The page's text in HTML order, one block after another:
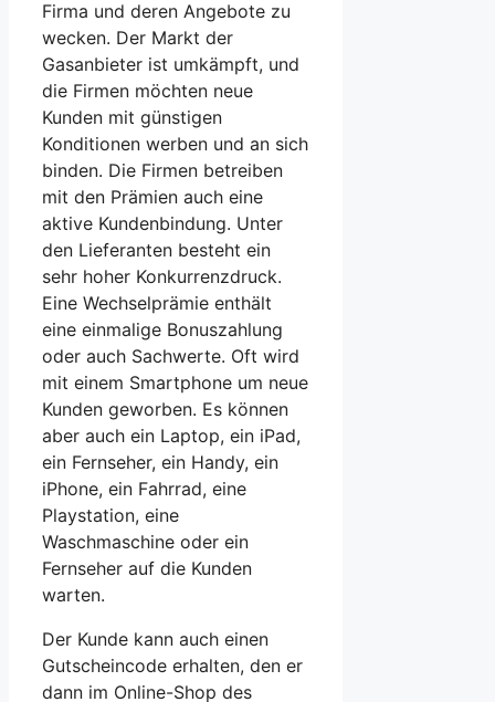
Firma und deren Angebote zu
wecken. Der Markt der
Gasanbieter ist umkämpft, und
die Firmen möchten neue
Kunden mit günstigen
Konditionen werben und an sich
binden. Die Firmen betreiben
mit den Prämien auch eine
aktive Kundenbindung. Unter
den Lieferanten besteht ein
sehr hoher Konkurrenzdruck.
Eine Wechselprämie enthält
eine einmalige Bonuszahlung
oder auch Sachwerte. Oft wird
mit einem Smartphone um neue
Kunden geworben. Es können
aber auch ein Laptop, ein iPad,
ein Fernseher, ein Handy, ein
iPhone, ein Fahrrad, eine
Playstation, eine
Waschmaschine oder ein
Fernseher auf die Kunden
warten.
Der Kunde kann auch einen
Gutscheincode erhalten, den er
dann im Online-Shop des